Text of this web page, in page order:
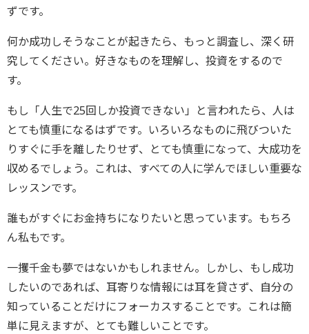
ずです。
何か成功しそうなことが起きたら、もっと調査し、深く研
究してください。好きなものを理解し、投資をするので
す。
もし「人生で25回しか投資できない」と言われたら、人は
とても慎重になるはずです。いろいろなものに飛びついた
りすぐに手を離したりせず、とても慎重になって、大成功を
収めるでしょう。これは、すべての人に学んでほしい重要な
レッスンです。
誰もがすぐにお金持ちになりたいと思っています。もちろ
ん私もです。
一攫千金も夢ではないかもしれません。しかし、もし成功
したいのであれば、耳寄りな情報には耳を貸さず、自分の
知っていることだけにフォーカスすることです。これは簡
単に見えますが、とても難しいことです。